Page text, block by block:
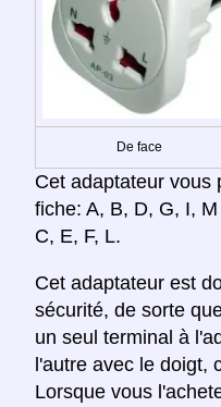
De face
Cet adaptateur vous
fiche: A, B, D, G, I,
C, E, F, L.
Cet adaptateur est
sécurité, de sorte
un seul terminal à
l'autre avec le doigt,
Lorsque vous